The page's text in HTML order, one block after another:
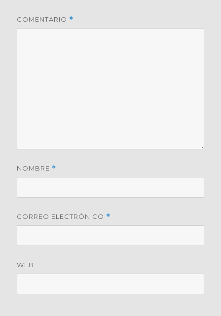
COMENTARIO *
NOMBRE *
CORREO ELECTRÓNICO *
WEB